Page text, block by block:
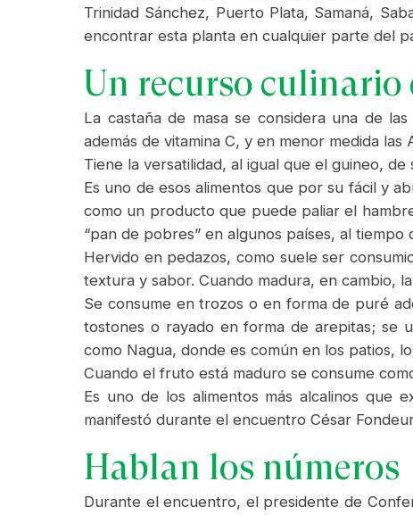
Trinidad Sánchez, Puerto Plata, Samaná,
encontrar esta planta en cualquier parte del
Un recurso
La castaña de masa se considera una de
además de vitamina C, y en menor medida las
Tiene la versatilidad, al igual que el guineo,
Es uno de esos alimentos que por su fácil y
como un producto que puede paliar el
“pan de pobres” en algunos países, al
Hervido en pedazos, como suele ser
textura y sabor. Cuando madura, en cambio,
Se consume en trozos o en forma de puré
tostones o rayado en forma de arepitas; se
como Nagua, donde es común en los patios,
Cuando el fruto está maduro se consume
Es uno de los alimentos más alcalinos que
manifestó durante el encuentro César
Hablan los números
Durante el encuentro, el presidente de